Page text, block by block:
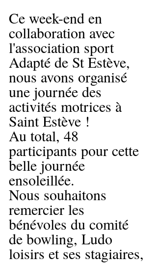
Ce week-end en
collaboration avec
l'association sport
Adapté de St Estève,
nous avons organisé
une journée des
activités motrices à
Saint Estève !
Au total, 48
participants pour cette
belle journée
ensoleillée.
Nous souhaitons
remercier les
bénévoles du comité
de bowling, Ludo
loisirs et ses stagiaires,